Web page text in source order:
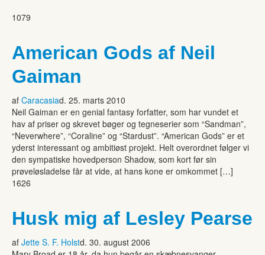
1079
American Gods af Neil
Gaiman
af Caracasiad. 25. marts 2010
Neil Gaiman er en genial fantasy forfatter, som har vundet et
hav af priser og skrevet bøger og tegneserier som “Sandman”,
“Neverwhere”, “Coraline” og “Stardust”. “American Gods” er et
yderst interessant og ambitiøst projekt. Helt overordnet følger vi
den sympatiske hovedperson Shadow, som kort før sin
prøveløsladelse får at vide, at hans kone er omkommet […]
1626
Husk mig af Lesley Pearse
af Jette S. F. Holstd. 30. august 2006